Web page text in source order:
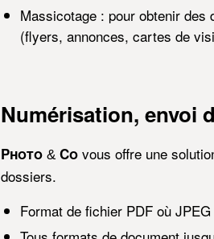
Massicotage : pour obtenir des
(flyers, annonces, cartes de
Numérisation, envoi
Photo &Covous offre une
dossiers.
Format de fichier PDF où JPEG